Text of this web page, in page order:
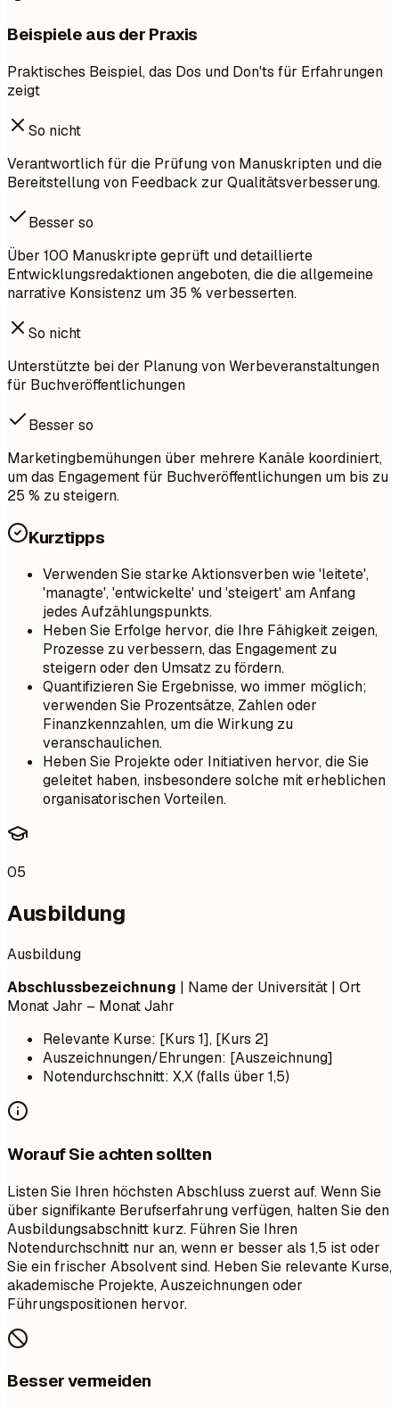
Beispiele aus der Praxis
Praktisches Beispiel, das Dos und Don'ts für Erfahrungen
zeigt
So nicht
Verantwortlich für die Prüfung von Manuskripten und die
Bereitstellung von Feedback zur Qualitätsverbesserung.
Besser so
Über 100 Manuskripte geprüft und detaillierte
Entwicklungsredaktionen angeboten, die die allgemeine
narrative Konsistenz um 35 % verbesserten.
So nicht
Unterstützte bei der Planung von Werbeveranstaltungen
für Buchveröffentlichungen
Besser so
Marketingbemühungen über mehrere Kanäle koordiniert,
um das Engagement für Buchveröffentlichungen um bis zu
25 % zu steigern.
Kurztipps
Verwenden Sie starke Aktionsverben wie 'leitete',
'managte', 'entwickelte' und 'steigert' am Anfang
jedes Aufzählungspunkts.
Heben Sie Erfolge hervor, die Ihre Fähigkeit zeigen,
Prozesse zu verbessern, das Engagement zu
steigern oder den Umsatz zu fördern.
Quantifizieren Sie Ergebnisse, wo immer möglich;
verwenden Sie Prozentsätze, Zahlen oder
Finanzkennzahlen, um die Wirkung zu
veranschaulichen.
Heben Sie Projekte oder Initiativen hervor, die Sie
geleitet haben, insbesondere solche mit erheblichen
organisatorischen Vorteilen.
05
Ausbildung
Ausbildung
Abschlussbezeichnung | Name der Universität | Ort
Monat Jahr – Monat Jahr
Relevante Kurse: [Kurs 1], [Kurs 2]
Auszeichnungen/Ehrungen: [Auszeichnung]
Notendurchschnitt: X,X (falls über 1,5)
Worauf Sie achten sollten
Listen Sie Ihren höchsten Abschluss zuerst auf. Wenn Sie
über signifikante Berufserfahrung verfügen, halten Sie den
Ausbildungsabschnitt kurz. Führen Sie Ihren
Notendurchschnitt nur an, wenn er besser als 1,5 ist oder
Sie ein frischer Absolvent sind. Heben Sie relevante Kurse,
akademische Projekte, Auszeichnungen oder
Führungspositionen hervor.
Besser vermeiden